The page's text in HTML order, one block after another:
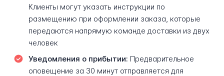
Клиенты могут указать инструкции по
размещению при оформлении заказа, которые
передаются напрямую команде доставки из двух
человек
Уведомления о прибытии: Предварительное
оповещение за 30 минут отправляется для